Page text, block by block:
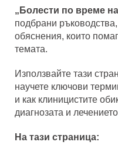
„Болести по време
подбрани
обяснения, които
темата.
Използвайте тази
научете ключови
и как клиницистите
диагнозата и
На тази страница: